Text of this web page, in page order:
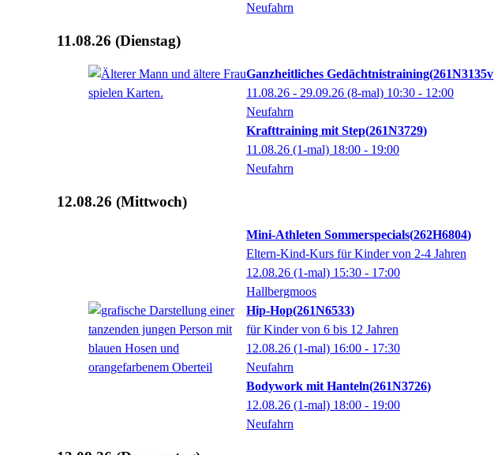
Neufahrn
11.08.26 (Dienstag)
Ganzheitliches Gedächtnistraining 261N3135v
11.08.26 - 29.09.26 (8-mal) 10:30 - 12:00
Neufahrn
Krafttraining mit Step 261N3729
11.08.26 (1-mal) 18:00 - 19:00
Neufahrn
12.08.26 (Mittwoch)
Mini-Athleten Sommerspecials 262H6804
Eltern-Kind-Kurs für Kinder von 2-4 Jahren
12.08.26 (1-mal) 15:30 - 17:00
Hallbergmoos
Hip-Hop 261N6533
für Kinder von 6 bis 12 Jahren
12.08.26 (1-mal) 16:00 - 17:30
Neufahrn
Bodywork mit Hanteln 261N3726
12.08.26 (1-mal) 18:00 - 19:00
Neufahrn